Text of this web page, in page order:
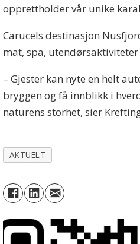
opprettholder vår unike
Carucels destinasjon
mat, spa,
– Gjester kan nyte en helt
bryggen og få innblikk i
naturens storhet, sier
AKTUELT